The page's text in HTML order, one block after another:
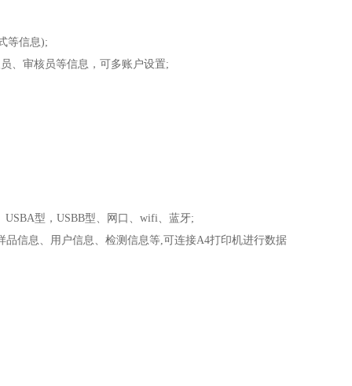
等信息);
、审核员等信息，可多账户设置;
USBA型，USBB型、网口、wifi、蓝牙;
信息、用户信息、检测信息等,可连接A4打印机进行数据